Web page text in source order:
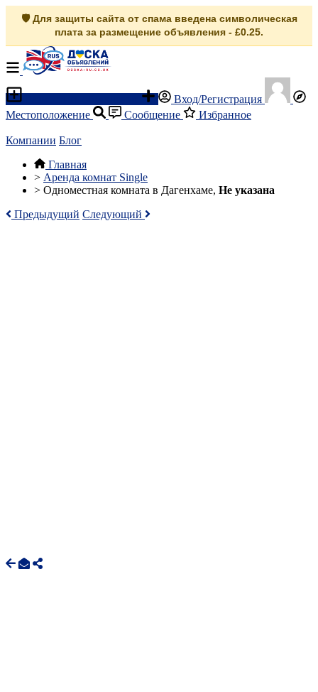
🛡️ Для защиты сайта от спама введена символическая
плата за размещение объявления - £0.25.
Вход/Регистрация
Местоположение
Сообщение Избранное
Компании Блог
Главная
> Аренда комнат Single
> Одноместная комната в Дагенхаме, Не указана
Предыдущий Следующий